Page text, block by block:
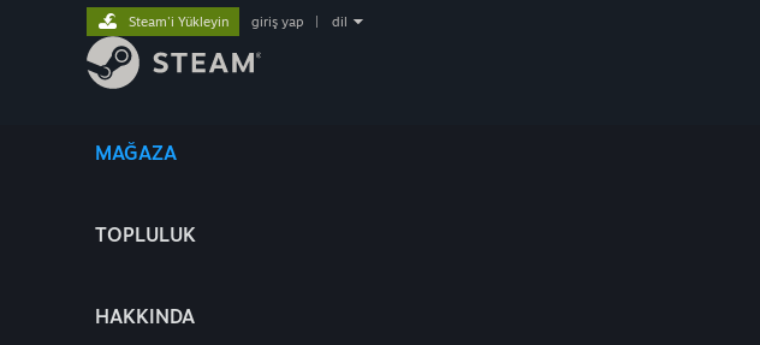
MAĞAZA
TOPLULUK
HAKKINDA
Steam'i Yükleyin giriş yap dil